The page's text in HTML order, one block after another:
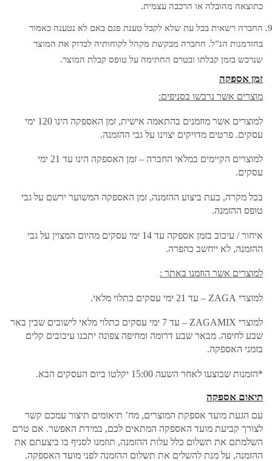
כתוצאה מהובלה או הרכבה עצמית.
החברה רשאית בכל עת שלא לקבל טענת פגם באם לא נטענה כאמור
בהזדמנות הנ”ל. החברה מבקשת מקהל לקוחותיה לבדוק את המוצר
שנרכש בזמן קבלתו ובטרם החתימה על טופס קבלת המוצר.
זמן אספקה
מוצרים אשר נרכשו בסניפים:
למוצרים אשר מוזמנים בהתאמה אישית, זמן האספקה הינו 120 ימי
עסקים. פרטים מדויקים יצוינו על גבי ההזמנה.
למוצרים הקיימים במלאי החברה – זמן האספקה הינו עד 21 ימי
עסקים.
בכל מקרה, בעת ביצוע ההזמנה, זמן האספקה המשוער ירשם על גבי
טופס ההזמנה.
איחור / עיכוב בזמן אספקה עד 14 ימי עסקים מהיום המצוין על גבי
ההזמנה, לא ייחשב כהפרה.
למוצרים אשר הוזמנו באתר :
למוצרי ZAGA – עד 21 ימי עסקים כתלוי מלאי.
למוצרי ZAGAMIX – עד 7 ימי עסקים כתלוי מלאי לישובים שבין באר
שבע לחיפה. מבאר שבע דרומה ומחיפה צפונה יתכנו עיכובים קלים
בזמני האספקה.
*הזמנות שבוצעו לאחר השעה 15:00 יקלטו ביום העסקים הבא.
תיאום אספקה
עם הגעת מועד אספקת המוצרים, מח’ תיאומים תיצור עמכם קשר
לצורך קביעת מועד האספקה המתאים לכם, במידת האפשר. אם טרם
השלמתם את תשלום כלל עלות ההזמנה, תוזמנו לסניף בו ביצעתם את
ההזמנה, על מנת להשלים את תשלום ההזמנה לפני מועד האספקה.